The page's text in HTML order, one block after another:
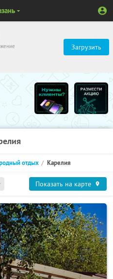
Загрузить
отдых Карелия
Показать на карте